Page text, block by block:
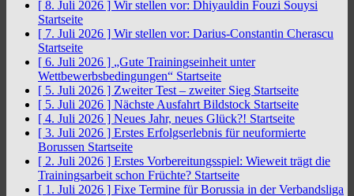
[ 8. Juli 2026 ] Wir stellen vor: Dhiyauldin Fouzi Souysi
Startseite
[ 7. Juli 2026 ] Wir stellen vor: Darius-Constantin Cherascu
Startseite
[ 6. Juli 2026 ] „Gute Trainingseinheit unter
Wettbewerbsbedingungen“ Startseite
[ 5. Juli 2026 ] Zweiter Test – zweiter Sieg Startseite
[ 5. Juli 2026 ] Nächste Ausfahrt Bildstock Startseite
[ 4. Juli 2026 ] Neues Jahr, neues Glück?! Startseite
[ 3. Juli 2026 ] Erstes Erfolgserlebnis für neuformierte
Borussen Startseite
[ 2. Juli 2026 ] Erstes Vorbereitungsspiel: Wieweit trägt die
Trainingsarbeit schon Früchte? Startseite
[ 1. Juli 2026 ] Fixe Termine für Borussia in der Verbandsliga